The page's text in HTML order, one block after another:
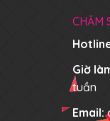
CHĂM
Giờ
tuần
Email: